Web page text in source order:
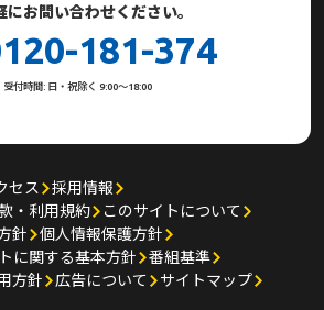
にお問い合わせください。
181-374
受付時間: 日・祝除く 9:00～18:00
セス
採用情報
・利用規約
このサイトについて
針
個人情報保護方針
に関する基本方針
番組基準
方針
広告について サイトマップ